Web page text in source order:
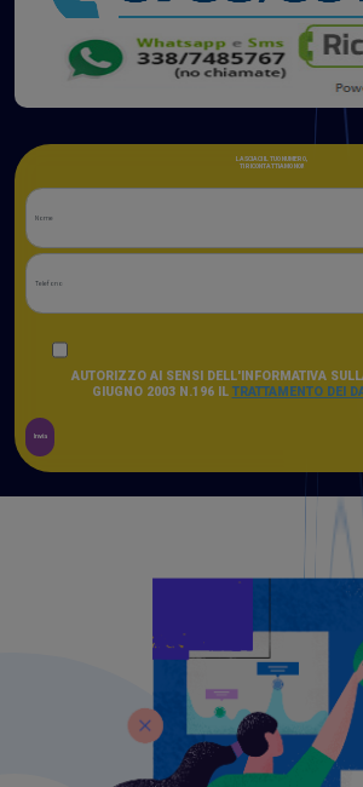
LASCIACI IL TUO NUMERO,
TI RICONTATTIAMO NOI!
AUTORIZZO AI SENSI DELL'INFORMATIVA
GIUGNO 2003 N.196 IL TRATTAMENTO DEI
Invia